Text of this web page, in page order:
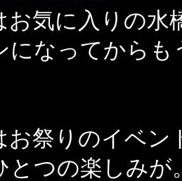
お気に入りの水
になってから
お祭りのイベン
とつの楽しみが